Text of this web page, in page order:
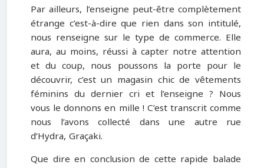
Par ailleurs, l’enseigne peut-être complètement
étrange c’est-à-dire que rien dans son intitulé,
nous renseigne sur le type de commerce. Elle
aura, au moins, réussi à capter notre attention
et du coup, nous poussons la porte pour le
découvrir, c’est un magasin chic de vêtements
féminins du dernier cri et l’enseigne ? Nous
vous le donnons en mille ! C’est transcrit comme
nous l’avons collecté dans une autre rue
d’Hydra, Graçaki.
Que dire en conclusion de cette rapide balade